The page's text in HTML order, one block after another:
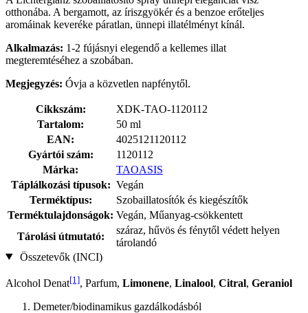
otthonába. A bergamott, az íriszgyökér és a benzoe erőteljes
aromáinak keveréke páratlan, ünnepi illatélményt kínál.
Alkalmazás: 1-2 fújásnyi elegendő a kellemes illat
megteremtéséhez a szobában.
Megjegyzés: Óvja a közvetlen napfénytől.
Cikkszám:
XDK-TAO-1120112
Tartalom:
50 ml
EAN:
4025121120112
Gyártói szám:
1120112
Márka:
TAOASIS
Táplálkozási típusok: Vegán
Terméktípus:
Szobaillatosítók és kiegészítők
Terméktulajdonságok: Vegán, Műanyag-csökkentett
Tárolási útmutató:
száraz, hűvös és fénytől védett helyen
tárolandó
Összetevők (INCI)
Alcohol Denat[1], Parfum, Limonene, Linalool, Citral, Geraniol
Demeter/biodinamikus gazdálkodásból